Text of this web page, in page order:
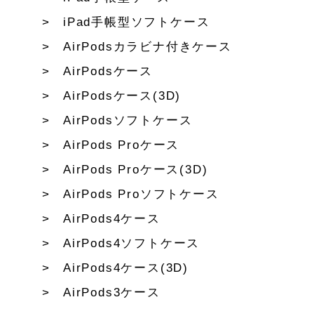
iPad手帳型ソフトケース
AirPodsカラビナ付きケース
AirPodsケース
AirPodsケース(3D)
AirPodsソフトケース
AirPods Proケース
AirPods Proケース(3D)
AirPods Proソフトケース
AirPods4ケース
AirPods4ソフトケース
AirPods4ケース(3D)
AirPods3ケース